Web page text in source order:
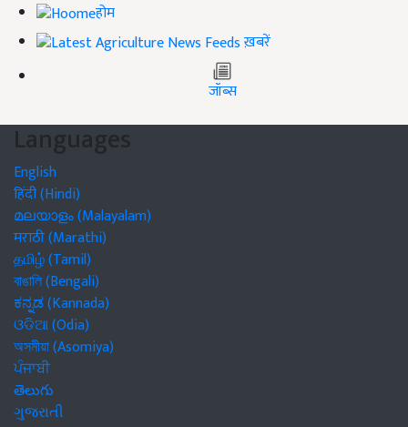
होम
ख़बरें
जॉब्स
Languages
English
हिंदी (Hindi)
മലയാളം (Malayalam)
मराठी (Marathi)
தமிழ் (Tamil)
বাঙালি (Bengali)
ಕನ್ನಡ (Kannada)
ଓଡିଆ (Odia)
অসমীয়া (Asomiya)
ਪੰਜਾਬੀ
తెలుగు
ગુજરાતી